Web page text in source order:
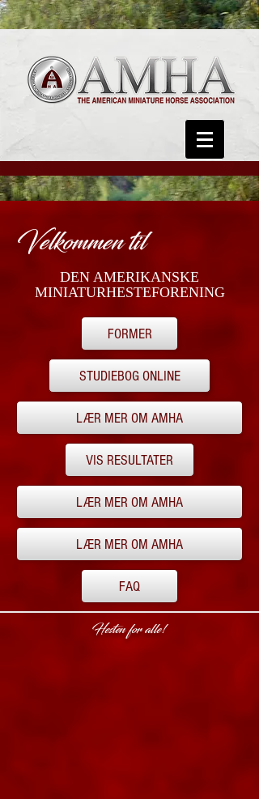
Velkommen til
DEN AMERIKANSKE
MINIATURHESTEFORENING
FORMER
STUDIEBOG ONLINE
LÆR MER OM AMHA
VIS RESULTATER
LÆR MER OM AMHA
LÆR MER OM AMHA
FAQ
Hesten for alle!